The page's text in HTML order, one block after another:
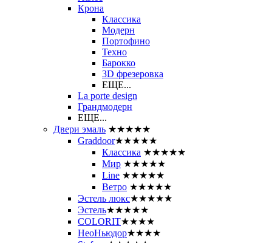
Крона
Классика
Модерн
Портофино
Техно
Барокко
3D фрезеровка
ЕЩЕ...
La porte design
Грандмодерн
ЕЩЕ...
Двери эмаль ★★★★★
Graddoor★★★★★
Классика ★★★★★
Мир ★★★★★
Line ★★★★★
Ветро ★★★★★
Эстель люкс★★★★★
Эстель★★★★★
COLORIT★★★★
НеоНьюдор★★★★